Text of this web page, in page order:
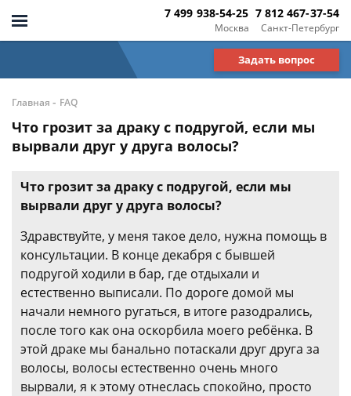
Москва
7 499 938-54-25
Санкт-Петербург
7 812 467-37-54
Задать вопрос
Главная - FAQ
Что грозит за драку с подругой, если мы
вырвали друг у друга волосы?
Что грозит за драку с подругой, если мы
вырвали друг у друга волосы?
Здравствуйте, у меня такое дело, нужна помощь в
консультации. В конце декабря с бывшей
подругой ходили в бар, где отдыхали и
естественно выписали. По дороге домой мы
начали немного ругаться, в итоге разодрались,
после того как она оскорбила моего ребёнка. В
этой драке мы банально потаскали друг друга за
волосы, волосы естественно очень много
вырвали, я к этому отнеслась спокойно, просто